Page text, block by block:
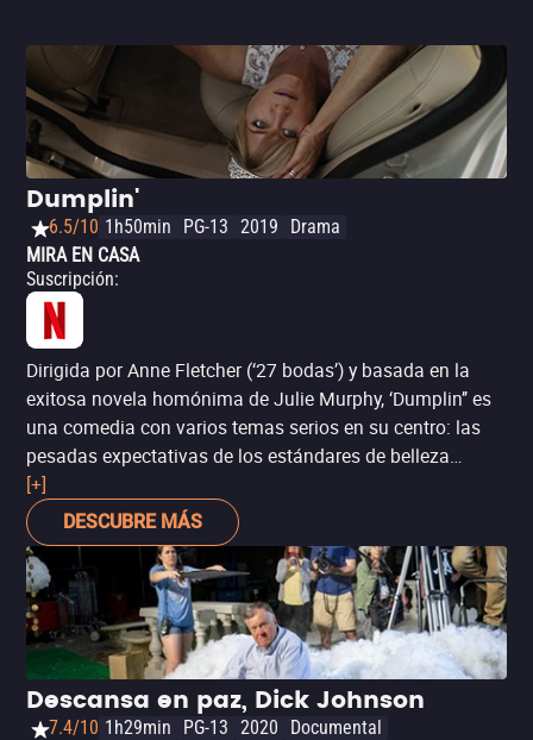
no se pierde de vista lo esencial.
Dumplin'
6.5/10 1h50min PG-13 2019
Drama
MIRA EN CASA
Suscripción:
Dirigida por Anne Fletcher (‘27 bodas’) y basada en la
exitosa novela homónima de Julie Murphy, ‘Dumplin’’ es
una comedia con varios temas serios en su centro: las
pesadas expectativas de los estándares de belleza
tradicionales, y las formas en que éstos pueden afectar
las relaciones entre madres e hijas. Te encantará la
actuación protagónica de Danielle Macdonald junto a
Jennifer Aniston, además de que la película estuvo
nominada al Globo de Oro por mejor canción original.
[+]
DESCUBRE MÁS
Descansa en paz, Dick Johnson
7.4/10 1h29min PG-13 2020
Documental